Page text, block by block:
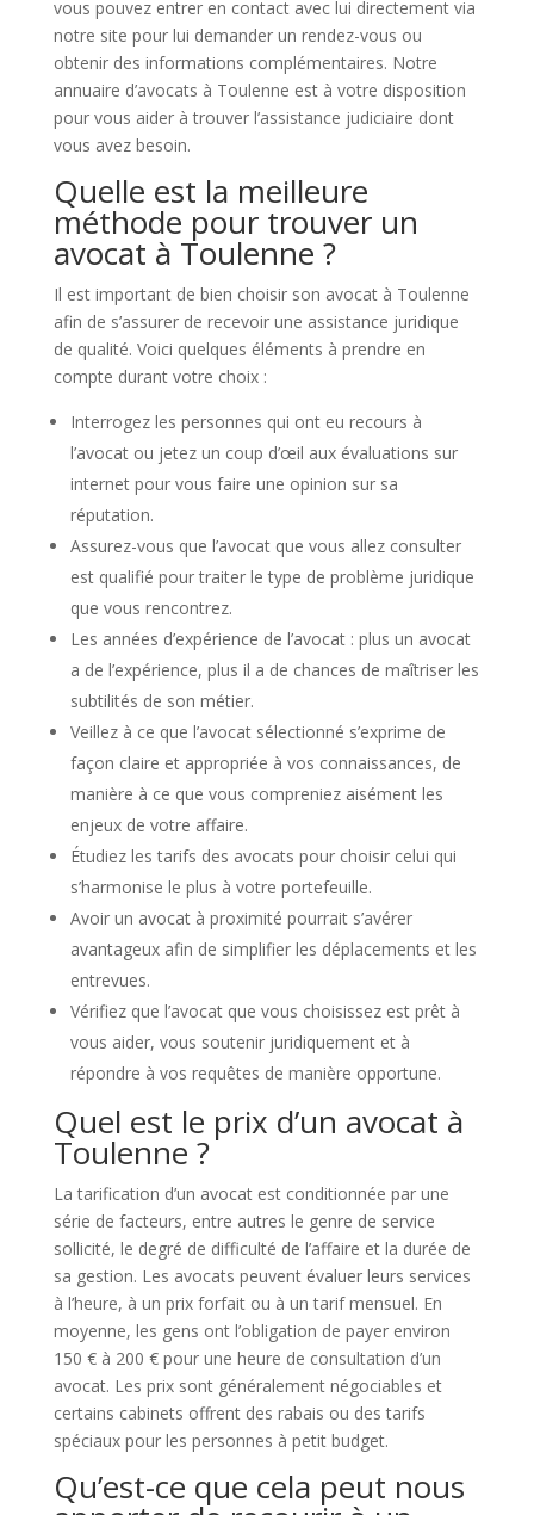
vous pouvez entrer en contact avec lui directement via
notre site pour lui demander un rendez-vous ou
obtenir des informations complémentaires. Notre
annuaire d’avocats à Toulenne est à votre disposition
pour vous aider à trouver l’assistance judiciaire dont
vous avez besoin.
Quelle est la meilleure
méthode pour trouver un
avocat à Toulenne ?
Il est important de bien choisir son avocat à Toulenne
afin de s’assurer de recevoir une assistance juridique
de qualité. Voici quelques éléments à prendre en
compte durant votre choix :
Interrogez les personnes qui ont eu recours à
l’avocat ou jetez un coup d’œil aux évaluations sur
internet pour vous faire une opinion sur sa
réputation.
Assurez-vous que l’avocat que vous allez consulter
est qualifié pour traiter le type de problème juridique
que vous rencontrez.
Les années d’expérience de l’avocat : plus un avocat
a de l’expérience, plus il a de chances de maîtriser les
subtilités de son métier.
Veillez à ce que l’avocat sélectionné s’exprime de
façon claire et appropriée à vos connaissances, de
manière à ce que vous compreniez aisément les
enjeux de votre affaire.
Étudiez les tarifs des avocats pour choisir celui qui
s’harmonise le plus à votre portefeuille.
Avoir un avocat à proximité pourrait s’avérer
avantageux afin de simplifier les déplacements et les
entrevues.
Vérifiez que l’avocat que vous choisissez est prêt à
vous aider, vous soutenir juridiquement et à
répondre à vos requêtes de manière opportune.
Quel est le prix d’un avocat à
Toulenne ?
La tarification d’un avocat est conditionnée par une
série de facteurs, entre autres le genre de service
sollicité, le degré de difficulté de l’affaire et la durée de
sa gestion. Les avocats peuvent évaluer leurs services
à l’heure, à un prix forfait ou à un tarif mensuel. En
moyenne, les gens ont l’obligation de payer environ
150 € à 200 € pour une heure de consultation d’un
avocat. Les prix sont généralement négociables et
certains cabinets offrent des rabais ou des tarifs
spéciaux pour les personnes à petit budget.
Qu’est-ce que cela peut nous